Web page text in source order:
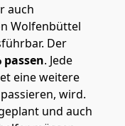
auch
Wolfenbüttel
Der
passen. Jede
eine weitere
wird.
und auch